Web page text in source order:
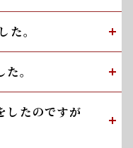
た。
。
したのですが